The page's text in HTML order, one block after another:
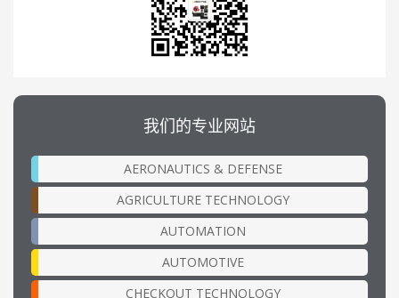
我们的专业网站
AERONAUTICS & DEFENSE
AGRICULTURE TECHNOLOGY
AUTOMATION
AUTOMOTIVE
CHECKOUT TECHNOLOGY